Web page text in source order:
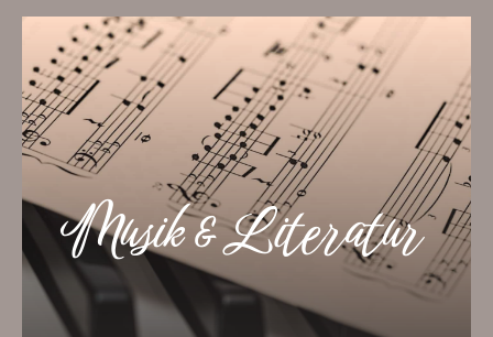
Musik & Literatur
Künstlerische Sternstunden
Ob für ein Orch­ester, ein lit­er­arisches
Tre­f­fen oder für die Betra­ch­tung kün­st­
lerisch­er Werke. Sprechen Sie uns an!